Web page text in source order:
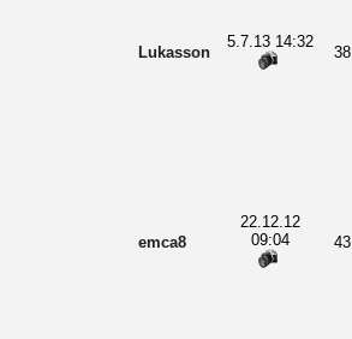
Lukasson
5.7.13 14:32
38
emca8
22.12.12
09:04
43